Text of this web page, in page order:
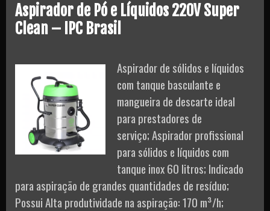
Aspirador de Pó e Líquidos 220V Super
Clean – IPC Brasil
Aspirador de sólidos e líquidos
com tanque basculante e
mangueira de descarte ideal
para prestadores de
serviço; Aspirador profissional
para sólidos e líquidos com
tanque inox 60 litros; Indicado
para aspiração de grandes quantidades de resíduo;
Possui Alta produtividade na aspiração: 170 m³/h;